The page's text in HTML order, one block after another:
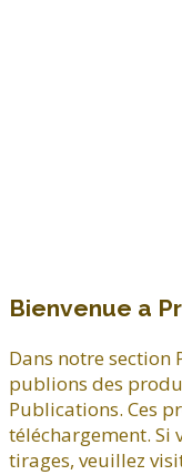
Bienvenue a
Dans notre section
publions des
Publications. Ces
téléchargement. Si
tirages, veuillez